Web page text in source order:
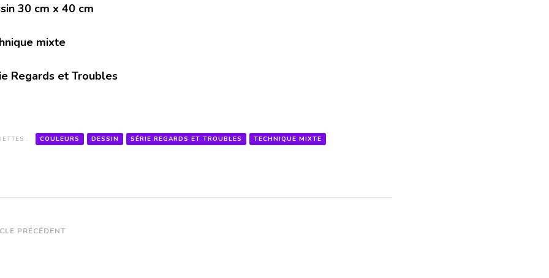
30 cm x 40 cm
mixte
Regards et Troubles
: COULEURS DESSIN SÉRIE REGARDS ET TROUBLES TECHNIQUE MIXTE
PRÉCÉDENT